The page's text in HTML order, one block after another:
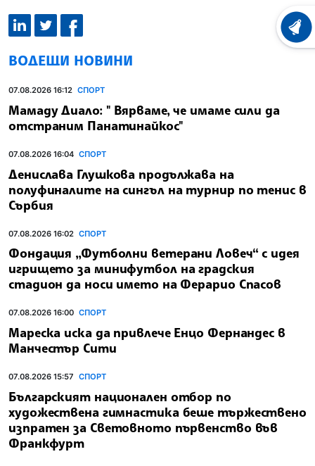
ВОДЕЩИ НОВИНИ
07.08.2026 16:12 СПОРТ
Мамаду Диало: " Вярваме, че имаме сили да
отстраним Панатинайкос"
07.08.2026 16:04 СПОРТ
Денислава Глушкова продължава на
полуфиналите на сингъл на турнир по тенис в
Сърбия
07.08.2026 16:02 СПОРТ
Фондация „Футболни ветерани Ловеч“ с идея
игрището за минифутбол на градския
стадион да носи името на Ферарио Спасов
07.08.2026 16:00 СПОРТ
Мареска иска да привлече Енцо Фернандес в
Манчестър Сити
07.08.2026 15:57 СПОРТ
Българският национален отбор по
художествена гимнастика беше тържествено
изпратен за Световното първенство във
Франкфурт